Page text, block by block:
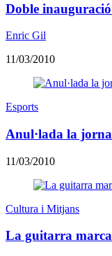
Doble
Enric Gil
11/03/2010
Esports
Anul·lada la
11/03/2010
Cultura i Mitjans
La guitarra